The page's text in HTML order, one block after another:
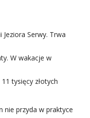
Serwy. Trwa
W wakacje w
tysięcy złotych
nie przyda w praktyce